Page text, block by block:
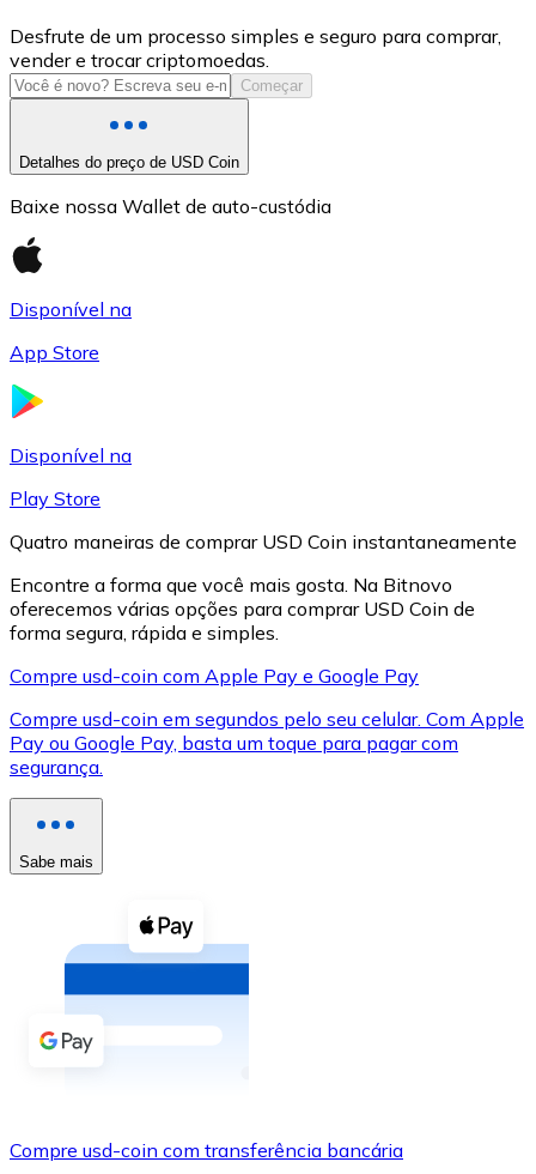
USD Coin
USDC
XRP
XRP
Ver tudo
Cupons cripto
Compre criptomoedas com dinheiro e outros
Comprar com dinheiro
Transferência SEPA
Desfrute de um processo simples e seguro para comprar,
vender e trocar criptomoedas.
Começar
Detalhes do preço de USD Coin
Baixe nossa Wallet de auto-custódia
Disponível na
App Store
Disponível na
Play Store
Quatro maneiras de comprar USD Coin instantaneamente
Encontre a forma que você mais gosta. Na Bitnovo
oferecemos várias opções para comprar USD Coin de
forma segura, rápida e simples.
Compre usd-coin com Apple Pay e Google Pay
Compre usd-coin em segundos pelo seu celular. Com Apple
Pay ou Google Pay, basta um toque para pagar com
segurança.
Sabe mais
Compre usd-coin com transferência bancária